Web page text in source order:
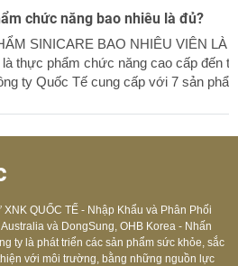
năng bao nhiêu là đủ?
BAO NHIÊU VIÊN LÀ ĐỦ:
phẩm chức năng cao cấp đến từ Úc
Tế cung cấp với 7 sản phẩm chủ
cũng không phải là điều tốt đẹp.
khỏe và dinh dưỡng bản thân đã
QUỐC TẾ - Nhập Khẩu và Phân Phối
và DongSung, OHB Korea - Nhấn
ty là phát triển các sản phẩm sức khỏe, sắc
với môi trường, bằng những nguồn lực